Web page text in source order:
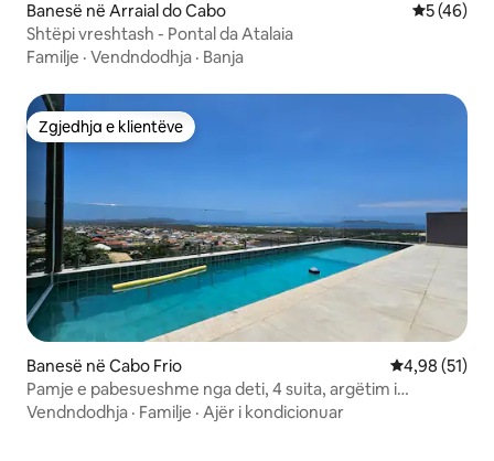
Banesë në Arraial do Cabo Vlerësimi
5 (46)
Shtëpi vreshtash - Pontal da Atalaia
Familje · Vendndodhja · Banja
Zgjedhja e klientëve
Zgjedhja e klientëve
Banesë në Cabo Frio Vlerësimi
4,98 (51)
Pamje e pabesueshme nga deti, 4 suita, argëtim i
shkëlqyer!
Vendndodhja · Familje · Ajër i kondicionuar